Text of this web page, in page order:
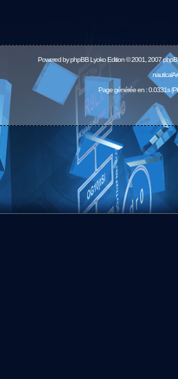
Powered byphpBBLyoko Edition © 2001, 2007
Page générée en : 0.0331s